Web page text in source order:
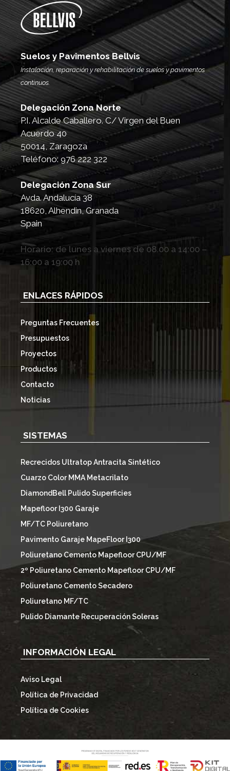
Suelos y Pavimentos Bellvis
Instalación, reparación y rehabilitación de suelos y pavimentos
continuos.
Delegación Zona Norte
P.I. Alcalde Caballero. C/ Virgen del Buen
Acuerdo 40
50014, Zaragoza
Teléfono: 976 222 322
Delegación Zona Sur
Avda. Andalucía 38
18620, Alhendin, Granada
Spain
Horario: de lunes a viernes de 08.00 a 14:00 –
16:00 a 19:00 h
ENLACES RÁPIDOS
Preguntas Frecuentes
Presupuestos
Proyectos
Productos
Contacto
Noticias
SISTEMAS
Recrecidos Ultratop Antracita Sintético
Cuarzo Color MMA Metacrilato
DiamondBell Pulido Superficies
Mapefloor I300 Garaje
MF/TC Poliuretano
Pavimento Garaje MapeFloor I300
Poliuretano Cemento Mapefloor CPU/MF
2º Poliuretano Cemento Mapefloor CPU/MF
Poliuretano Cemento Secadero
Poliuretano MF/TC
Pulido Diamante Recuperación Soleras
INFORMACIÓN LEGAL
Aviso Legal
Política de Privacidad
Política de Cookies